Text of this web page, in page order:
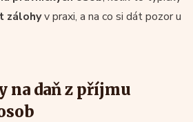
zálohyv praxi, a na co si dát pozor u
na daň z příjmu